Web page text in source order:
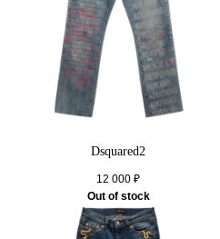
Dsquared2
12 000 ₽
Out of stock